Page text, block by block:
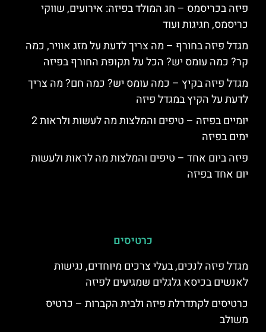
פיזה בכריסמס – חג המולד בפיזה: אירועים, שווקי
כריסמס, חגיגות ועוד
מגדל פיזה בחורף – מה צריך לדעת על מזג אוויר, כמה
קר? כמה עומס יש? הכל על תקופת החורף בפיזה
מגדל פיזה בקיץ – כמה עומס יש? כמה חם? מה צריך
לדעת על הקיץ במגדל פיזה
יומיים בפיזה – טיפים והמלצות מה לעשות ולראות 2
ימים בפיזה
פיזה ביום אחד – טיפים והמלצות מה לראות ולעשות
יום אחד בפיזה
כרטיסים
מגדל פיזה לנכים, בעלי צרכים מיוחדים, נגישות
לאנשים בכיסא גלגלים שמגיעים לפיזה
כרטיסים לקתדרלת פיזה ולבית הקברות – כרטיס
משולב